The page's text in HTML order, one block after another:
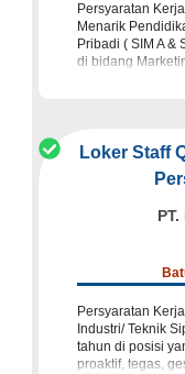
Persyaratan
Menarik
Pribadi ( SIM A
di bidang
Loker Staff
Persyaratan
Industri/ Teknik
tahun di posisi
proaktif, tegas,